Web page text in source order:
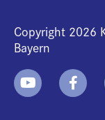
Copyright 2026
Bayern